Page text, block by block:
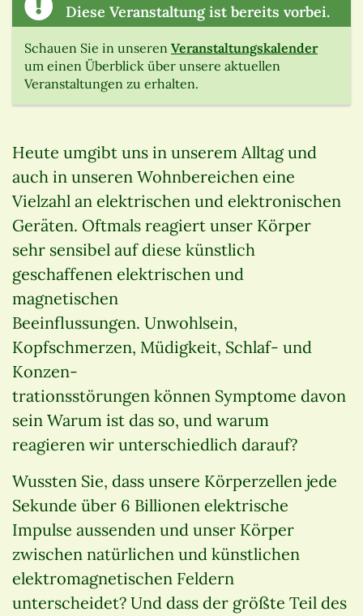
Diese Veranstaltung ist bereits vorbei.
Schauen Sie in unseren Veranstaltungskalender
um einen Überblick über unsere aktuellen
Veranstaltungen zu erhalten.
Heute umgibt uns in unserem Alltag und
auch in unseren Wohnbereichen eine
Vielzahl an elektrischen und elektronischen
Geräten. Oftmals reagiert unser Körper
sehr sensibel auf diese künstlich
geschaffenen elektrischen und
magnetischen
Beeinflussungen. Unwohlsein,
Kopfschmerzen, Müdigkeit, Schlaf- und
Konzen-
trationsstörungen können Symptome davon
sein Warum ist das so, und warum
reagieren wir unterschiedlich darauf?
Wussten Sie, dass unsere Körperzellen jede
Sekunde über 6 Billionen elektrische
Impulse aussenden und unser Körper
zwischen natürlichen und künstlichen
elektromagnetischen Feldern
unterscheidet? Und dass der größte Teil des